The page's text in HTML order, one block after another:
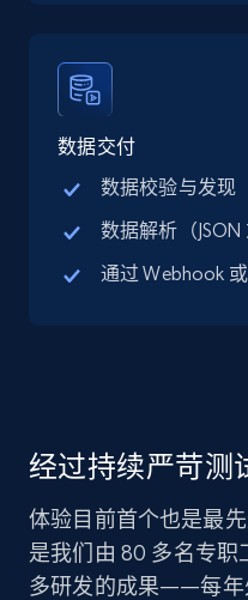
数据交付
数据校验与发现
数据解析（JSON
通过 Webhook
经过持续严苛测
体验目前首个也是最
是我们由 80 多名专
多研发的成果——每年